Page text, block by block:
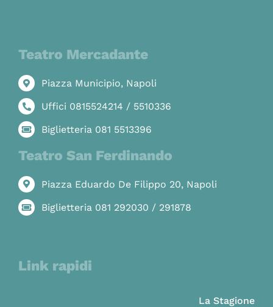
Teatro Mercadante
Piazza Municipio, Napoli
Uffici 0815524214 / 5510336
Biglietteria 081 5513396
Teatro San Ferdinando
Piazza Eduardo De Filippo 20, Napoli
Biglietteria 081 292030 / 291878
Link rapidi
La Stagione